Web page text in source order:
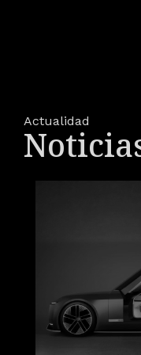
Actualidad